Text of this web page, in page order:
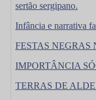
sertão sergipano.
Infância e narrativa
FESTAS NEGRAS
IMPORTÂNCIA
TERRAS DE